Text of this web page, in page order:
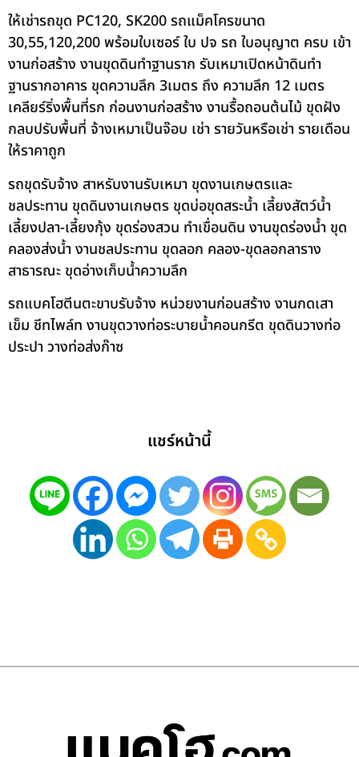
ให้เช่ารถขุด PC120, SK200 รถแม็คโครขนาด
30,55,120,200 พร้อมใบเซอร์ ใบ ปจ รถ ใบอนุญาต ครบ เข้า
งานก่อสร้าง งานขุดดินทำฐานราก รับเหมาเปิดหน้าดินทำ
ฐานรากอาคาร ขุดความลึก 3เมตร ถึง ความลึก 12 เมตร
เคลียร์ริ่งพื้นที่รก ก่อนงานก่อสร้าง งานรื้อถอนต้นไม้ ขุดฝัง
กลบปรับพื้นที่ จ้างเหมาเป็นจ๊อบ เช่า รายวันหรือเช่า รายเดือน
ให้ราคาถูก
รถขุดรับจ้าง สาหรับงานรับเหมา ขุดงานเกษตรและ
ชลประทาน ขุดดินงานเกษตร ขุดบ่อขุดสระน้ำ เลี้ยงสัตว์น้ำ
เลี้ยงปลา-เลี้ยงกุ้ง ขุดร่องสวน ทำเขื่อนดิน งานขุดร่องน้ำ ขุด
คลองส่งน้ำ งานชลประทาน ขุดลอก คลอง-ขุดลอกลาราง
สาธารณะ ขุดอ่างเก็บน้ำความลึก
รถแบคโฮตีนตะขาบรับจ้าง หน่วยงานก่อนสร้าง งานกดเสา
เข็ม ชีทไพล์ท งานขุดวางท่อระบายน้ำคอนกรีต ขุดดินวางท่อ
ประปา วางท่อส่งก๊าซ
แชร์หน้านี้